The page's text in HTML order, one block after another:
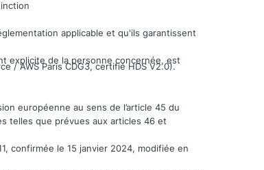
applicable et qu'ils garantissent
explicite de la personne concernée, est
/ AWS Paris CDG3, certifié HDS V2.0).
européenne au sens de l’article 45 du
telles que prévues aux articles 46 et
confirmée le 15 janvier 2024, modifiée en